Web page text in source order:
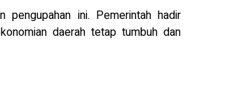
pengupahan ini. Pemerintah hadir
daerah tetap tumbuh dan